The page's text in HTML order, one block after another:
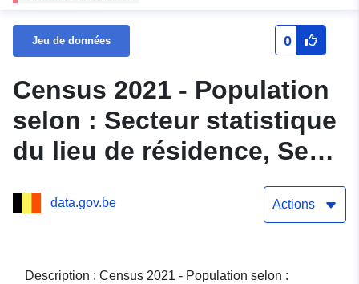
Jeu de données 0
Census 2021 - Population
selon : Secteur statistique
du lieu de résidence, Sexe
et Taille de la localité
data.gov.be Actions
Description : Census 2021 - Population selon :